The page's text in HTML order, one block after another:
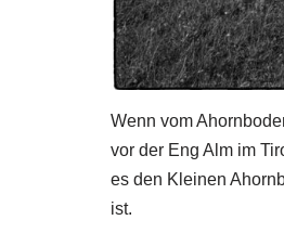
Wenn vom
vor der Eng Alm im
es den Kleinen
ist.